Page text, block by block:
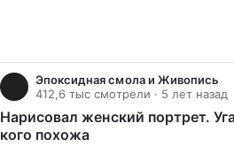
Эпоксидная смола и Живопись
412,6 тыс смотрели · 5 лет назад
Нарисовал женский портрет.
кого похожа